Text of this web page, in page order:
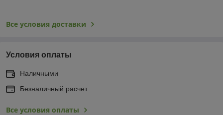
Все условия доставки
Условия оплаты
Наличными
Безналичный расчет
Все условия оплаты